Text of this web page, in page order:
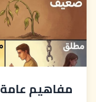
مفاهيم عامة